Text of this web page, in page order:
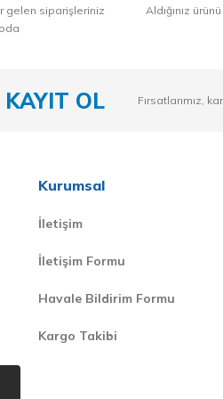
gelen siparişleriniz
Aldığınız
OL Fırsatlarımız,
Kurumsal
İletişim
İletişim Formu
Havale Bildirim Formu
Kargo Takibi